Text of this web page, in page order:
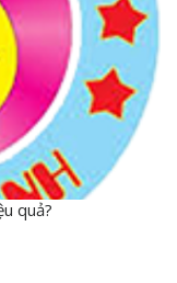
quả?